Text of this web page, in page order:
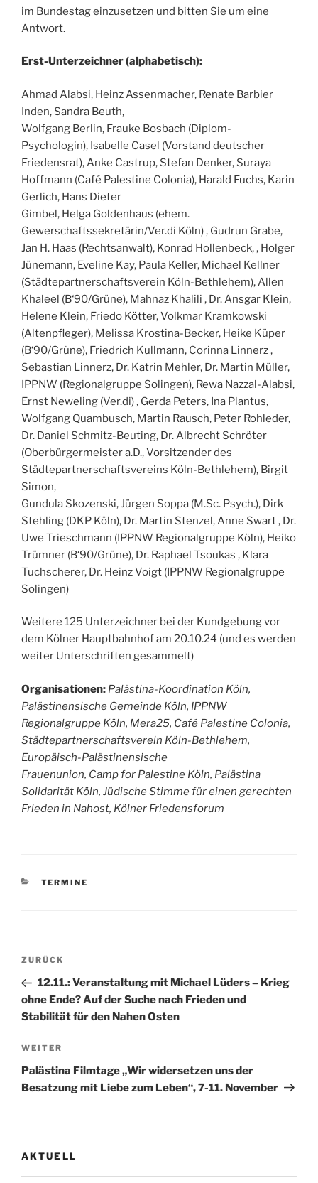
im Bundestag einzusetzen und bitten Sie um eine
Antwort.
Erst-Unterzeichner (alphabetisch):
Ahmad Alabsi, Heinz Assenmacher, Renate Barbier
Inden, Sandra Beuth,
Wolfgang Berlin, Frauke Bosbach (Diplom-
Psychologin), Isabelle Casel (Vorstand deutscher
Friedensrat), Anke Castrup, Stefan Denker, Suraya
Hoffmann (Café Palestine Colonia), Harald Fuchs, Karin
Gerlich, Hans Dieter
Gimbel, Helga Goldenhaus (ehem.
Gewerschaftssekretärin/Ver.di Köln) , Gudrun Grabe,
Jan H. Haas (Rechtsanwalt), Konrad Hollenbeck, , Holger
Jünemann, Eveline Kay, Paula Keller, Michael Kellner
(Städtepartnerschaftsverein Köln-Bethlehem), Allen
Khaleel (B‘90/Grüne), Mahnaz Khalili , Dr. Ansgar Klein,
Helene Klein, Friedo Kötter, Volkmar Kramkowski
(Altenpfleger), Melissa Krostina-Becker, Heike Küper
(B‘90/Grüne), Friedrich Kullmann, Corinna Linnerz ,
Sebastian Linnerz, Dr. Katrin Mehler, Dr. Martin Müller,
IPPNW (Regionalgruppe Solingen), Rewa Nazzal-Alabsi,
Ernst Neweling (Ver.di) , Gerda Peters, Ina Plantus,
Wolfgang Quambusch, Martin Rausch, Peter Rohleder,
Dr. Daniel Schmitz-Beuting, Dr. Albrecht Schröter
(Oberbürgermeister a.D., Vorsitzender des
Städtepartnerschaftsvereins Köln-Bethlehem), Birgit
Simon,
Gundula Skozenski, Jürgen Soppa (M.Sc. Psych.), Dirk
Stehling (DKP Köln), Dr. Martin Stenzel, Anne Swart , Dr.
Uwe Trieschmann (IPPNW Regionalgruppe Köln), Heiko
Trümner (B‘90/Grüne), Dr. Raphael Tsoukas , Klara
Tuchscherer, Dr. Heinz Voigt (IPPNW Regionalgruppe
Solingen)
Weitere 125 Unterzeichner bei der Kundgebung vor
dem Kölner Hauptbahnhof am 20.10.24 (und es werden
weiter Unterschriften gesammelt)
Organisationen: Palästina-Koordination Köln,
Palästinensische Gemeinde Köln, IPPNW
Regionalgruppe Köln, Mera25, Café Palestine Colonia,
Städtepartnerschaftsverein Köln-Bethlehem,
Europäisch-Palästinensische
Frauenunion, Camp for Palestine Köln, Palästina
Solidarität Köln, Jüdische Stimme für einen gerechten
Frieden in Nahost, Kölner Friedensforum
KATEGORIEN
TERMINE
Beitragsnavigation
Vorheriger
Beitrag
ZURÜCK
12.11.: Veranstaltung mit Michael Lüders – Krieg
ohne Ende? Auf der Suche nach Frieden und
Stabilität für den Nahen Osten
Nächster
Beitrag
WEITER
Palästina Filmtage „Wir widersetzen uns der
Besatzung mit Liebe zum Leben“, 7-11. November
AKTUELL